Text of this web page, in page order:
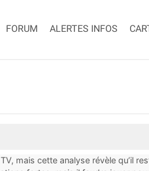
FORUM ALERTES INFOS
mais cette analyse révèle qu’il